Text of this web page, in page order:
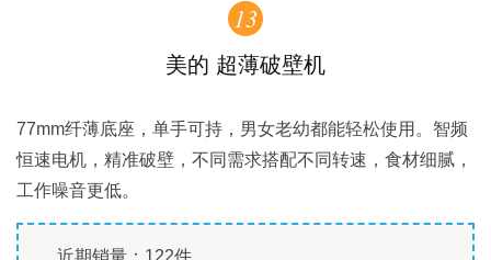
13
美的 超薄破壁机
77mm纤薄底座，单手可持，男女老幼都能轻松使用。智频
恒速电机，精准破壁，不同需求搭配不同转速，食材细腻，
工作噪音更低。